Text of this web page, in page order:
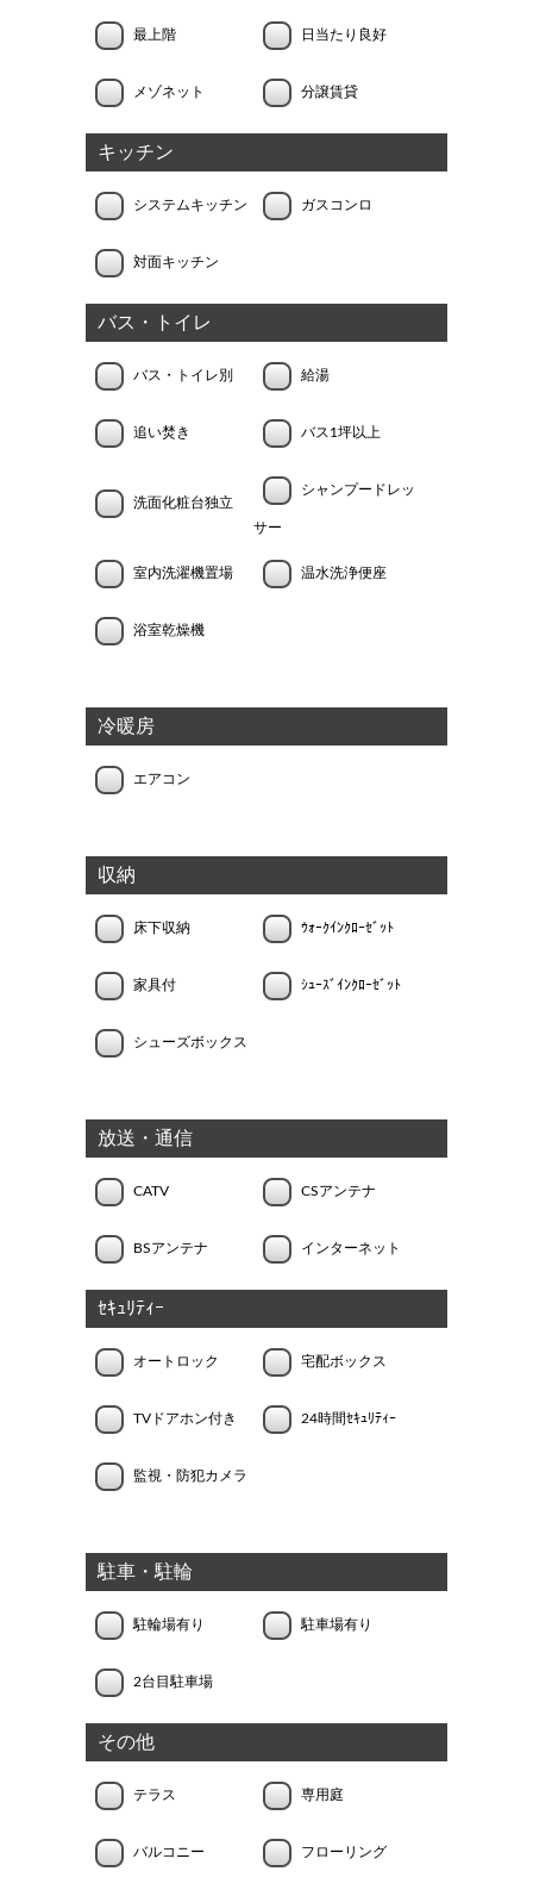
最上階 日当たり良好
メゾネット 分譲賃貸
キッチン
システムキッチン ガスコンロ
対面キッチン
バス・トイレ
バス・トイレ別 給湯
追い焚き バス1坪以上
洗面化粧台独立
シャンプードレッ
サー
室内洗濯機置場 温水洗浄便座
浴室乾燥機
冷暖房
エアコン
収納
床下収納 ｳｫｰｸｲﾝｸﾛｰｾﾞｯﾄ
家具付 ｼｭｰｽﾞｲﾝｸﾛｰｾﾞｯﾄ
シューズボックス
放送・通信
CATV CSアンテナ
BSアンテナ インターネット
ｾｷｭﾘﾃｨｰ
オートロック 宅配ボックス
TVドアホン付き 24時間ｾｷｭﾘﾃｨｰ
監視・防犯カメラ
駐車・駐輪
駐輪場有り 駐車場有り
2台目駐車場
その他
テラス 専用庭
バルコニー フローリング